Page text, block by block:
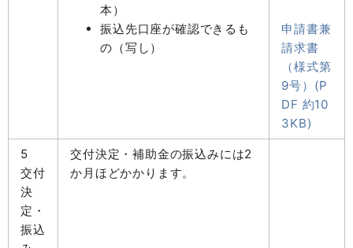
本）
振込先口座が確認できるも
の（写し）
申請書兼
請求書
（様式第
9号）(P
DF 約10
3KB)
5
交付
決
定・
振込
交付決定・補助金の振込みには2
か月ほどかかります。